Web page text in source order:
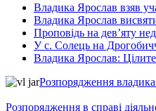
Владика Ярослав взяв
Владика Ярослав
Проповідь на дев’яту
У с. Солець на
Владика Ярослав:
Розпорядження владика
Розпорядження в справі